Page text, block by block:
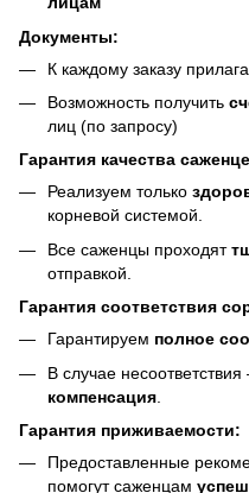
Документы:
К каждому заказу
Возможность получить
лиц (по запросу)
Гарантия качества
Реализуем только
корневой системой.
Все саженцы проходят
отправкой.
Гарантия соответствия
Гарантируем полное
В случае
компенсация
Гарантия приживаемости:
Предоставленные
помогут саженцам